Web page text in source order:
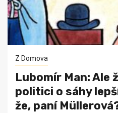
Z Domova
Lubomír Man: Ale
politici o sáhy
že, paní